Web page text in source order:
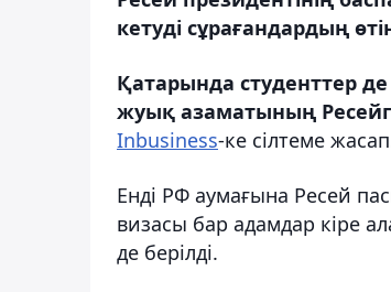
кетуді сұрағандардың
Қатарында студенттер
жуық азаматының
Inbusiness-ке сілтеме
Енді РФ аумағына Ресей
визасы бар адамдар кіре
де берілді.